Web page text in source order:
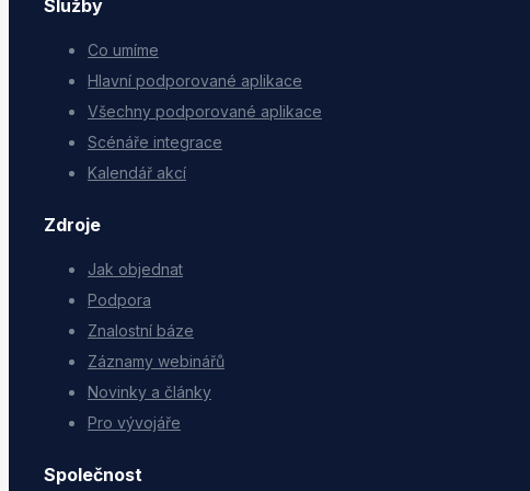
Služby
Co umíme
Hlavní podporované aplikace
Všechny podporované aplikace
Scénáře integrace
Kalendář akcí
Zdroje
Jak objednat
Podpora
Znalostní báze
Záznamy webinářů
Novinky a články
Pro vývojáře
Společnost